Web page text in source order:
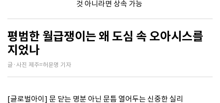
것 아니라면 상속 가능
평범한 월급쟁이는 왜 도심 속 오아시스를
지었나
글·사진 제주=허문명 기자
[글로벌아이] 문 닫는 명분 아닌 문틈 열어두는 신중한 실리